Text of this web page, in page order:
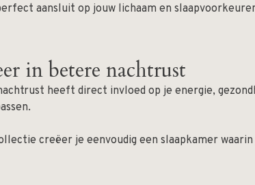
aansluit op jouw lichaam en
in betere nachtrust
heeft direct invloed op je energie,
creëer je eenvoudig een slaapkamer